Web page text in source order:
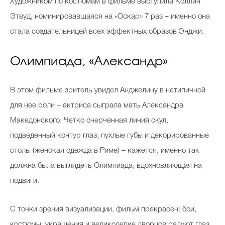
Художником по костюмам в фильме выступила Коллин
Этвуд, номинировавшаяся на «Оскар» 7 раз – именно она
стала создательницей всех эффектных образов Энджи.
Олимпиада, «Александр»
В этом фильме зритель увидел Анджелину в нетипичной
для нее роли – актриса сыграла мать Александра
Македонского. Четко очерченная линия скул,
подведенный контур глаз, пухлые губы и декорированные
столы (женская одежда в Риме) – кажется, именно так
должна была выглядеть Олимпиада, вдохновляющая на
подвиги.
С точки зрения визуализации, фильм прекрасен: бои,